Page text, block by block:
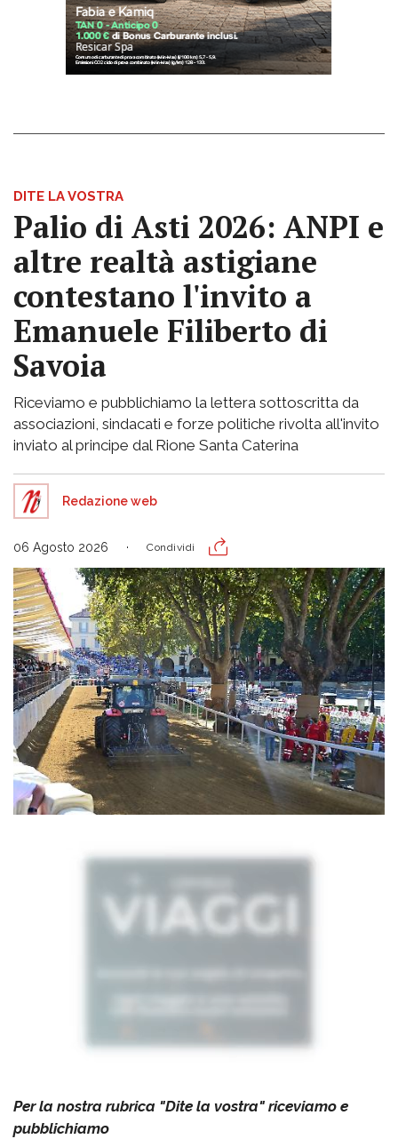
DITE LA VOSTRA
Palio di Asti 2026: ANPI e
altre realtà astigiane
contestano l'invito a
Emanuele Filiberto di
Savoia
Riceviamo e pubblichiamo la lettera sottoscritta da
associazioni, sindacati e forze politiche rivolta all'invito
inviato al principe dal Rione Santa Caterina
Redazione web
06 Agosto 2026 Condividi
Per la nostra rubrica "Dite la vostra" riceviamo e
pubblichiamo